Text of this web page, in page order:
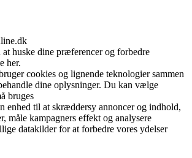
huske dine præferencer og forbedre
her.
cookies og lignende teknologier sammen
dine oplysninger. Du kan vælge
bruges
enhed til at skræddersy annoncer og indhold,
måle kampagners effekt og analysere
datakilder for at forbedre vores ydelser